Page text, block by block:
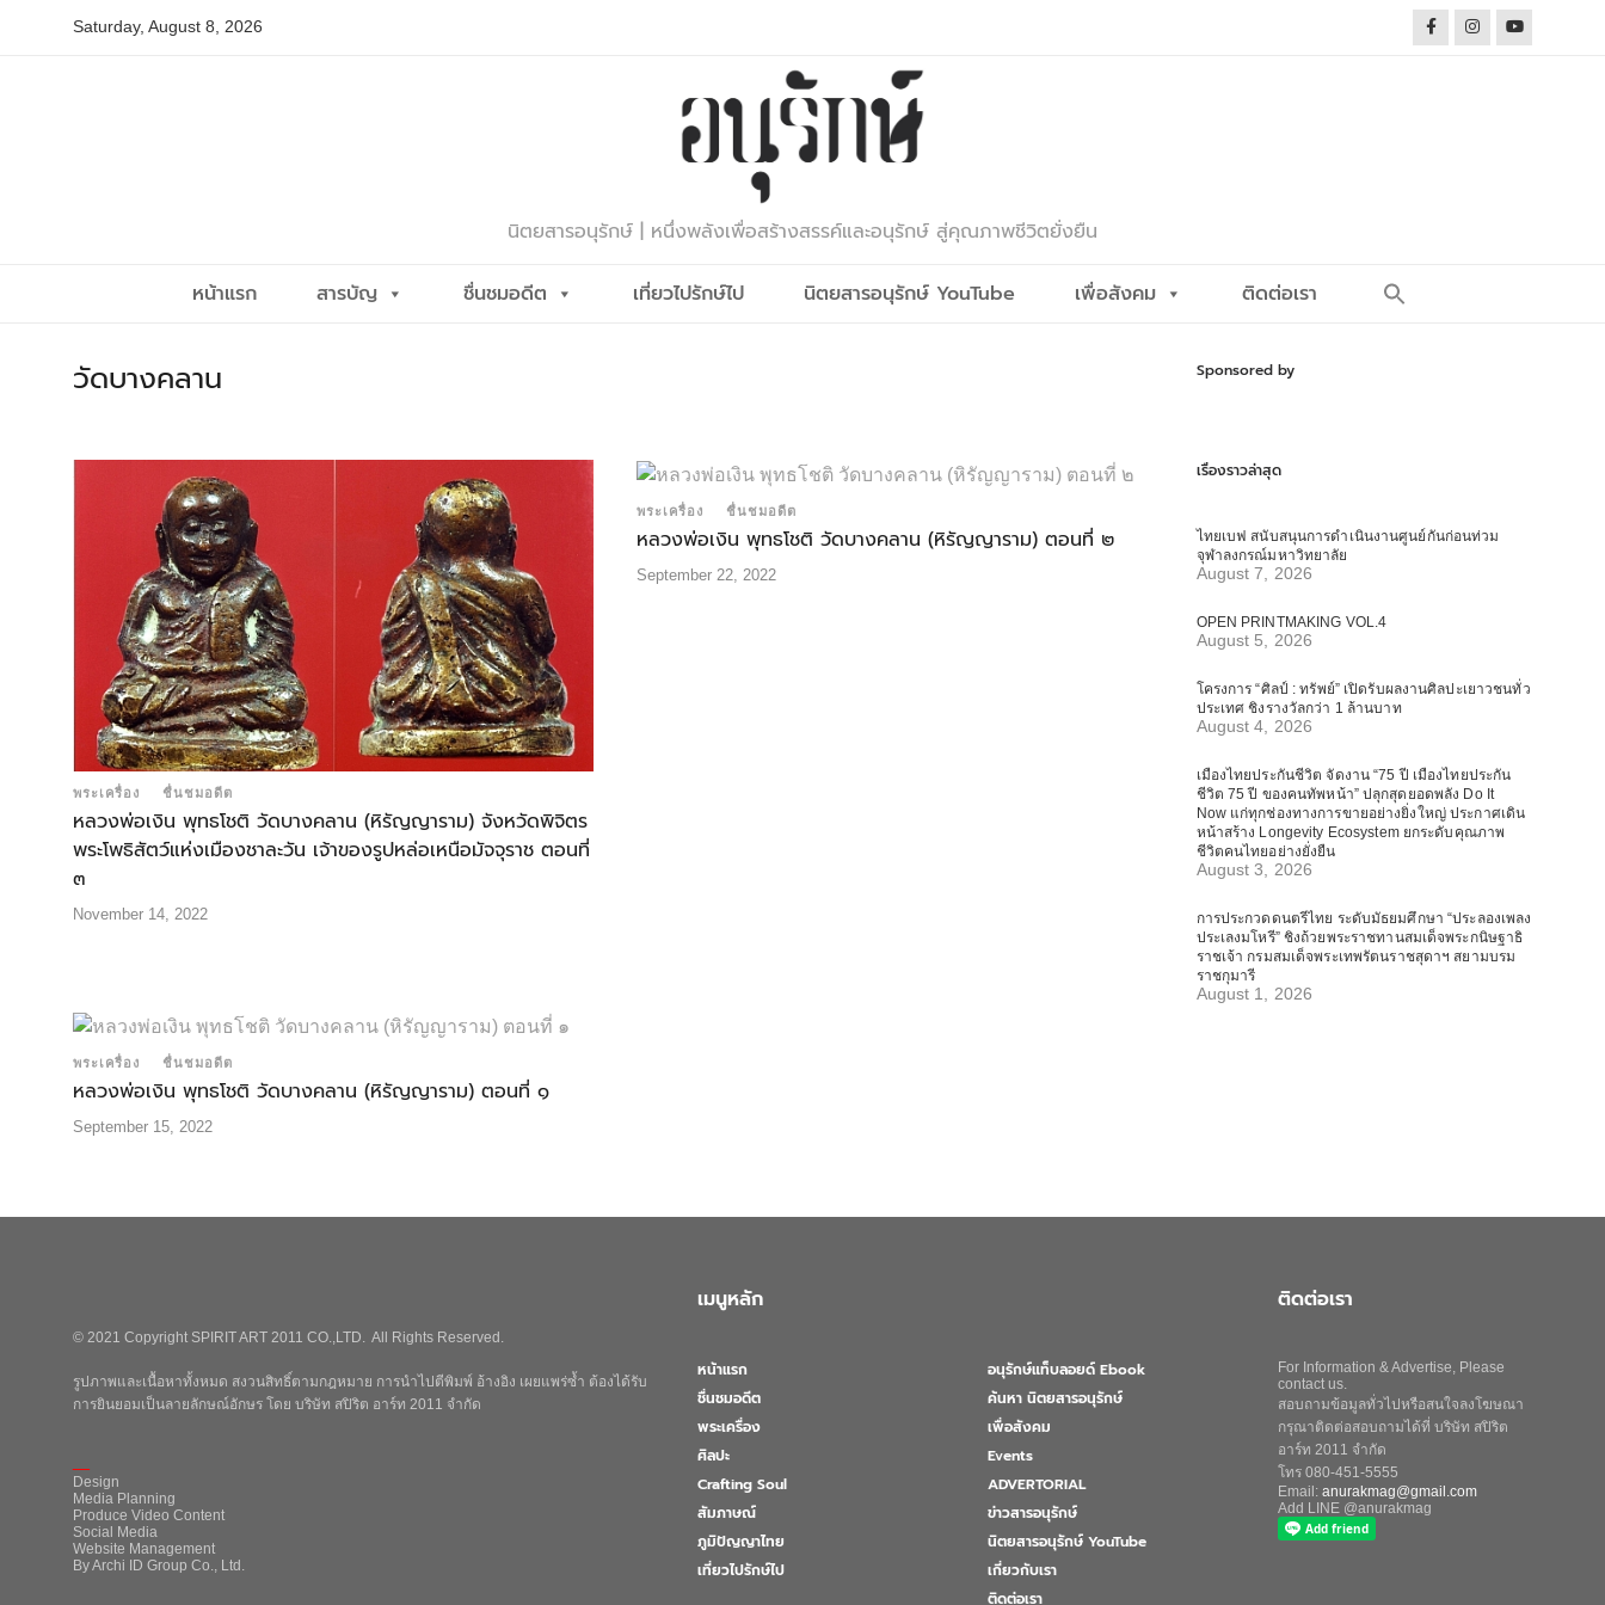
Saturday, August 8, 2026
นิตยสารอนุรักษ์ | หนึ่งพลังเพื่อสร้างสรรค์และอนุรักษ์ สู่คุณภาพชีวิตยั่งยืน
หน้าแรก สารบัญ ชื่นชมอดีต เที่ยวไปรักษ์ไป นิตยสารอนุรักษ์ YouTube เพื่อสังคม ติดต่อเรา
วัดบางคลาน
พระเครื่อง ชื่นชมอดีต
หลวงพ่อเงิน พุทธโชติ วัดบางคลาน (หิรัญญาราม) จังหวัดพิจิตร
พระโพธิสัตว์แห่งเมืองชาละวัน เจ้าของรูปหล่อเหนือมัจจุราช ตอนที่
๓
November 14, 2022
พระเครื่อง ชื่นชมอดีต
หลวงพ่อเงิน พุทธโชติ วัดบางคลาน (หิรัญญาราม) ตอนที่ ๒
September 22, 2022
พระเครื่อง ชื่นชมอดีต
หลวงพ่อเงิน พุทธโชติ วัดบางคลาน (หิรัญญาราม) ตอนที่ ๑
September 15, 2022
Sponsored by
เรื่องราวล่าสุด
ไทยเบฟ สนับสนุนการดำเนินงานศูนย์กันก่อนท่วม
จุฬาลงกรณ์มหาวิทยาลัย
August 7, 2026
OPEN PRINTMAKING VOL.4
August 5, 2026
โครงการ “ศิลป์ : ทรัพย์” เปิดรับผลงานศิลปะเยาวชนทั่ว
ประเทศ ชิงรางวัลกว่า 1 ล้านบาท
August 4, 2026
เมืองไทยประกันชีวิต จัดงาน “75 ปี เมืองไทยประกัน
ชีวิต 75 ปี ของคนทัพหน้า” ปลุกสุดยอดพลัง Do It
Now แก่ทุกช่องทางการขายอย่างยิ่งใหญ่ ประกาศเดิน
หน้าสร้าง Longevity Ecosystem ยกระดับคุณภาพ
ชีวิตคนไทยอย่างยั่งยืน
August 3, 2026
การประกวดดนตรีไทย ระดับมัธยมศึกษา “ประลองเพลง
ประเลงมโหรี” ชิงถ้วยพระราชทานสมเด็จพระกนิษฐาธิ
ราชเจ้า กรมสมเด็จพระเทพรัตนราชสุดาฯ สยามบรม
ราชกุมารี
August 1, 2026
© 2021 Copyright SPIRIT ART 2011 CO.,LTD. All Rights Reserved.
รูปภาพและเนื้อหาทั้งหมด สงวนสิทธิ์ตามกฎหมาย การนำไปตีพิมพ์ อ้างอิง เผยแพร่ซ้ำ ต้องได้รับ
การยินยอมเป็นลายลักษณ์อักษร โดย บริษัท สปิริต อาร์ท 2011 จำกัด
Design
Media Planning
Produce Video Content
Social Media
Website Management
By Archi ID Group Co., Ltd.
เมนูหลัก
หน้าแรก
ชื่นชมอดีต
พระเครื่อง
ศิลปะ
Crafting Soul
สัมภาษณ์
ภูมิปัญญาไทย
เที่ยวไปรักษ์ไป
อนุรักษ์แท็บลอยด์ Ebook
ค้นหา นิตยสารอนุรักษ์
เพื่อสังคม
Events
ADVERTORIAL
ข่าวสารอนุรักษ์
นิตยสารอนุรักษ์ YouTube
เกี่ยวกับเรา
ติดต่อเรา
ติดต่อเรา
For Information & Advertise, Please
contact us.
สอบถามข้อมูลทั่วไปหรือสนใจลงโฆษณา
กรุณาติดต่อสอบถามได้ที่ บริษัท สปิริต
อาร์ท 2011 จำกัด
โทร 080-451-5555
Email: anurakmag@gmail.com
Add LINE @anurakmag